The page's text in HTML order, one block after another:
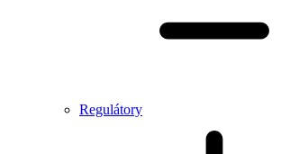
Regulátory